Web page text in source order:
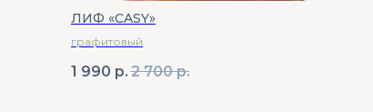
ЛИФ «CASY»
графитовый
1 990 р. 2 700 р.